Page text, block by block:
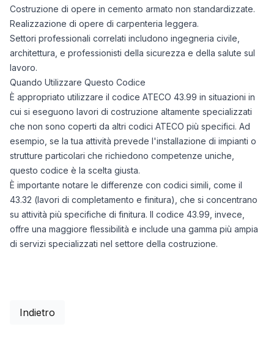
Costruzione di opere in cemento armato non standardizzate.
Realizzazione di opere di carpenteria leggera.
Settori professionali correlati includono ingegneria civile,
architettura, e professionisti della sicurezza e della salute sul
lavoro.
Quando Utilizzare Questo Codice
È appropriato utilizzare il codice ATECO 43.99 in situazioni in
cui si eseguono lavori di costruzione altamente specializzati
che non sono coperti da altri codici ATECO più specifici. Ad
esempio, se la tua attività prevede l'installazione di impianti o
strutture particolari che richiedono competenze uniche,
questo codice è la scelta giusta.
È importante notare le differenze con codici simili, come il
43.32 (lavori di completamento e finitura), che si concentrano
su attività più specifiche di finitura. Il codice 43.99, invece,
offre una maggiore flessibilità e include una gamma più ampia
di servizi specializzati nel settore della costruzione.
Indietro